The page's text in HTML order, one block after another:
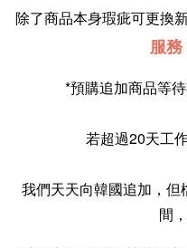
除了商品本身瑕疵可更換
服務
*預購追加商品等
我們天天向韓國追加，
間